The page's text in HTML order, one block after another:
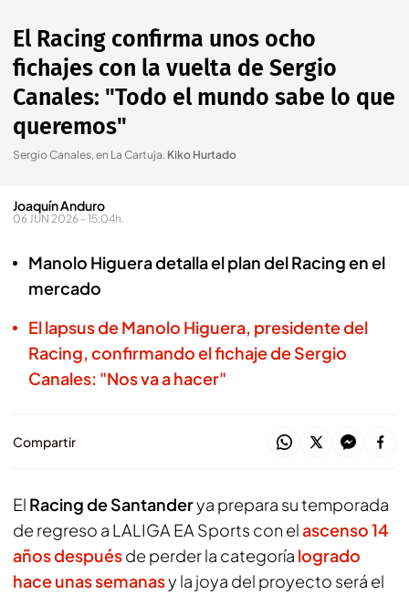
El Racing confirma unos ocho
fichajes con la vuelta de Sergio
Canales: "Todo el mundo sabe lo que
queremos"
Sergio Canales, en La Cartuja. Kiko Hurtado
Joaquín Anduro
06 JUN 2026 - 15:04h.
Manolo Higuera detalla el plan del Racing en el
mercado
El lapsus de Manolo Higuera, presidente del
Racing, confirmando el fichaje de Sergio
Canales: "Nos va a hacer"
Compartir
El Racing de Santanderya prepara su temporada
de regreso a LALIGA EA Sports con elascenso 14
años despuésde perder la categoría logrado
hace unas semanasy la joya del proyecto será el